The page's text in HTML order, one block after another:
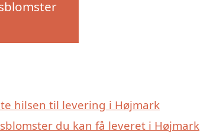
hilsen til levering i Højmark
du kan få leveret i Højmark